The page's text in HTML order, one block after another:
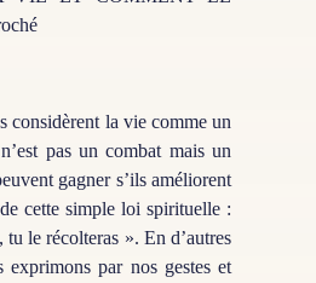
considèrent la vie comme un
pas un combat mais un
gagner s’ils améliorent
cette simple loi spirituelle :
tu le récolteras ». En d’autres
exprimons par nos gestes et